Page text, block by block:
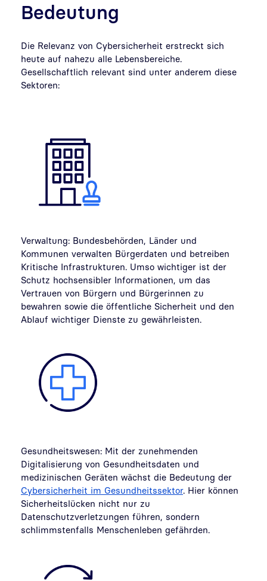
Bedeutung
Die Relevanz von Cybersicherheit erstreckt sich
heute auf nahezu alle Lebensbereiche.
Gesellschaftlich relevant sind unter anderem diese
Sektoren:
Verwaltung: Bundesbehörden, Länder und
Kommunen verwalten Bürgerdaten und betreiben
Kritische Infrastrukturen. Umso wichtiger ist der
Schutz hochsensibler Informationen, um das
Vertrauen von Bürgern und Bürgerinnen zu
bewahren sowie die öffentliche Sicherheit und den
Ablauf wichtiger Dienste zu gewährleisten.
Gesundheitswesen: Mit der zunehmenden
Digitalisierung von Gesundheitsdaten und
medizinischen Geräten wächst die Bedeutung der
Cybersicherheit im Gesundheitssektor. Hier können
Sicherheitslücken nicht nur zu
Datenschutzverletzungen führen, sondern
schlimmstenfalls Menschenleben gefährden.